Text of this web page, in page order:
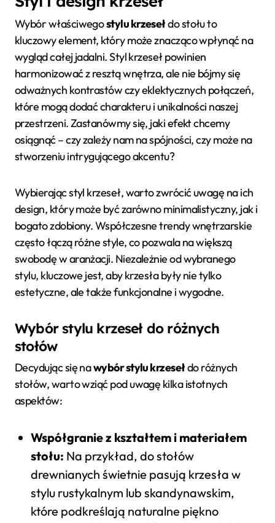
Wybór właściwegostylu krzesełdo stołu to
kluczowy element, który może znacząco wpłynąć na
wygląd całej jadalni. Styl krzeseł powinien
harmonizować z resztą wnętrza, ale nie bójmy się
odważnych kontrastów czy eklektycznych połączeń,
które mogą dodać charakteru i unikalności naszej
przestrzeni. Zastanówmy się, jaki efekt chcemy
osiągnąć – czy zależy nam na spójności, czy może na
stworzeniu intrygującego akcentu?
Wybierając styl krzeseł, warto zwrócić uwagę na ich
design, który może być zarówno minimalistyczny, jak i
bogato zdobiony. Współczesne trendy wnętrzarskie
często łączą różne style, co pozwala na większą
swobodę w aranżacji. Niezależnie od wybranego
stylu, kluczowe jest, aby krzesła były nie tylko
estetyczne, ale także funkcjonalne i wygodne.
Wybór stylu krzeseł do różnych
stołów
Decydując się nawybór stylu krzesełdo różnych
stołów, warto wziąć pod uwagę kilka istotnych
aspektów:
Współgranie z kształtem i materiałem
stołu: Na przykład, do stołów
drewnianych świetnie pasują krzesła w
stylu rustykalnym lub skandynawskim,
które podkreślają naturalne piękno